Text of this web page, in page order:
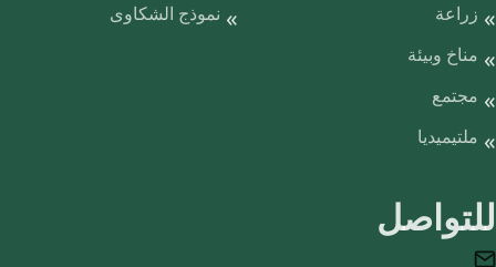
زراعة
مناخ وبيئة
مجتمع
ملتيميديا
نموذج الشكاوى
للتواصل